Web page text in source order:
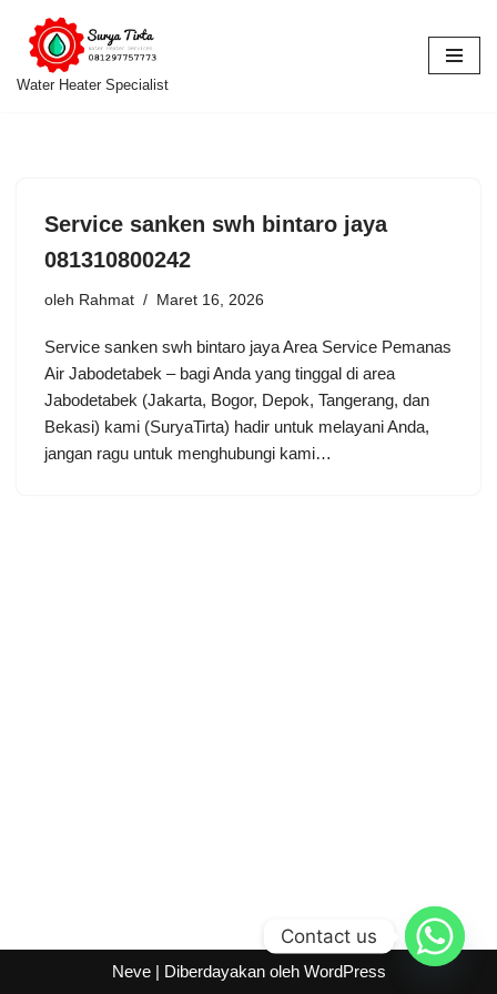
Lompat
ke
Water Heater Specialist
Service sanken swh bintaro jaya
081310800242
oleh Rahmat Maret 16, 2026
Service sanken swh bintaro jaya Area Service Pemanas
Air Jabodetabek – bagi Anda yang tinggal di area
Jabodetabek (Jakarta, Bogor, Depok, Tangerang, dan
Bekasi) kami (SuryaTirta) hadir untuk melayani Anda,
jangan ragu untuk menghubungi kami…
Neve| Diberdayakan oleh WordPress
Contact us